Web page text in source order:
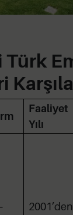
Türk
Faaliyet
Yılı
2001’den